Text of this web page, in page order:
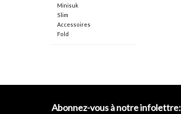
Minisuk
Slim
Accessoires
Fold
Abonnez-vous à notre infolettre: